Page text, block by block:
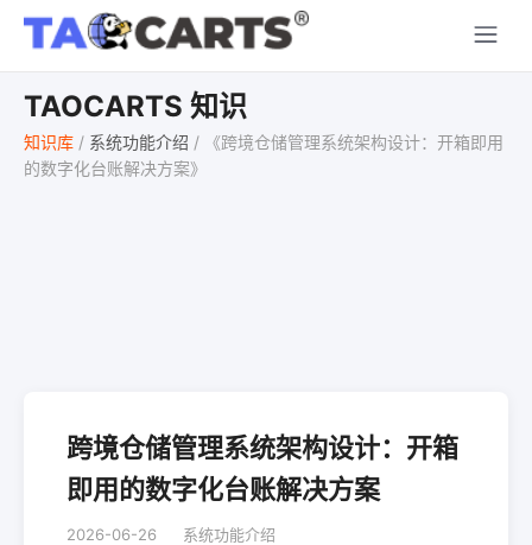
TAOCARTS 知识
知识库 / 系统功能介绍 /
《跨境仓储管理系统架构设计：开箱即用
的数字化台账解决方案》
跨境仓储管理系统架构设计：开箱
即用的数字化台账解决方案
2026-06-26 系统功能介绍